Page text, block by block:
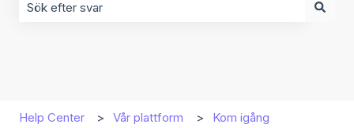
Help Center Vår plattform Kom igång